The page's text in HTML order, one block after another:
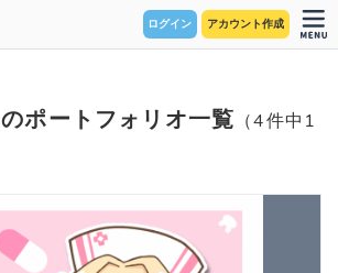
ログイン アカウント作成
ポートフォリオ一覧 （4件中1